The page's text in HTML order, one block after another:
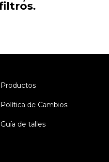
Productos
Política de Cambios
Guía de talles